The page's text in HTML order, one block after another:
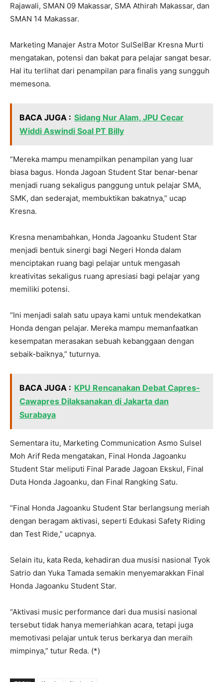
Rajawali, SMAN 09 Makassar, SMA Athirah Makassar, dan
SMAN 14 Makassar.
Marketing Manajer Astra Motor SulSelBar Kresna Murti
mengatakan, potensi dan bakat para pelajar sangat besar.
Hal itu terlihat dari penampilan para finalis yang sungguh
memesona.
BACA JUGA : Sidang Nur Alam, JPU Cecar
Widdi Aswindi Soal PT Billy
“Mereka mampu menampilkan penampilan yang luar
biasa bagus. Honda Jagoan Student Star benar-benar
menjadi ruang sekaligus panggung untuk pelajar SMA,
SMK, dan sederajat, membuktikan bakatnya,” ucap
Kresna.
Kresna menambahkan, Honda Jagoanku Student Star
menjadi bentuk sinergi bagi Negeri Honda dalam
menciptakan ruang bagi pelajar untuk mengasah
kreativitas sekaligus ruang apresiasi bagi pelajar yang
memiliki potensi.
“Ini menjadi salah satu upaya kami untuk mendekatkan
Honda dengan pelajar. Mereka mampu memanfaatkan
kesempatan merasakan sebuah kebanggaan dengan
sebaik-baiknya,” tuturnya.
BACA JUGA : KPU Rencanakan Debat Capres-
Cawapres Dilaksanakan di Jakarta dan
Surabaya
Sementara itu, Marketing Communication Asmo Sulsel
Moh Arif Reda mengatakan, Final Honda Jagoanku
Student Star meliputi Final Parade Jagoan Ekskul, Final
Duta Honda Jagoanku, dan Final Rangking Satu.
“Final Honda Jagoanku Student Star berlangsung meriah
dengan beragam aktivasi, seperti Edukasi Safety Riding
dan Test Ride,” ucapnya.
Selain itu, kata Reda, kehadiran dua musisi nasional Tyok
Satrio dan Yuka Tamada semakin menyemarakkan Final
Honda Jagoanku Student Star.
“Aktivasi music performance dari dua musisi nasional
tersebut tidak hanya memeriahkan acara, tetapi juga
memotivasi pelajar untuk terus berkarya dan meraih
mimpinya,” tutur Reda. (*)